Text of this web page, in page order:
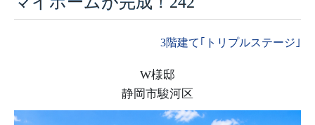
3階建て｢トリプルステージ｣
W様邸
静岡市駿河区
コラム